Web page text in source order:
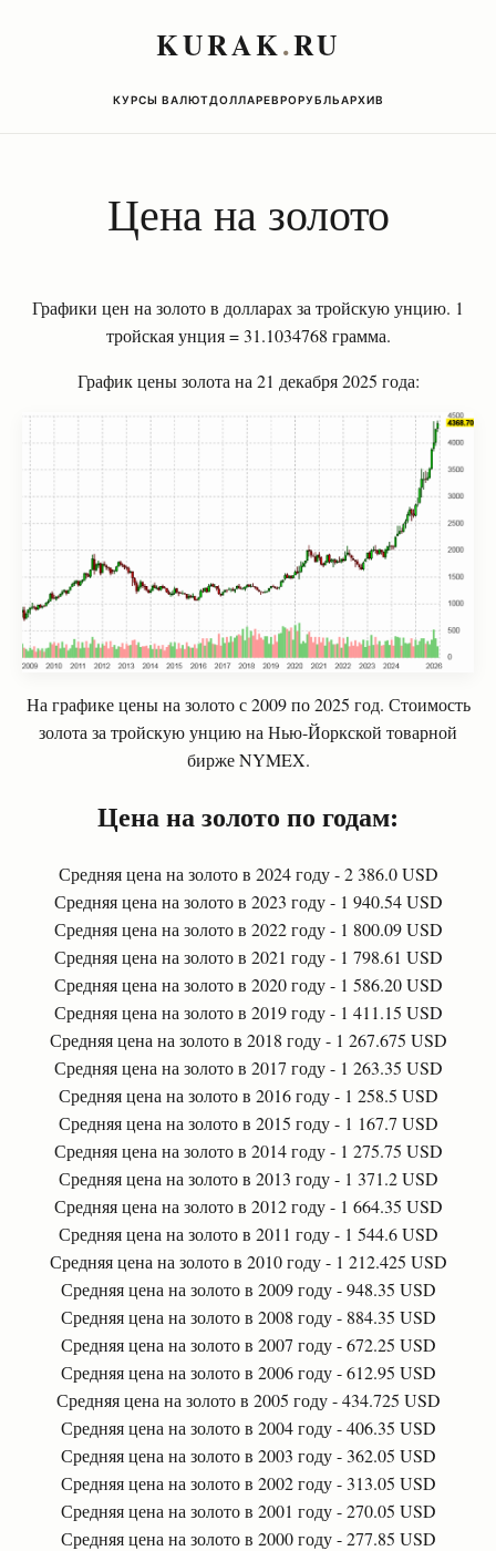
KURAK.RU
КУРСЫ ВАЛЮТДОЛЛАРЕВРОРУБЛЬАРХИВ
Цена на золото
Графики цен на золото в долларах за тройскую унцию. 1
тройская унция = 31.1034768 грамма.
График цены золота на 21 декабря 2025 года:
На графике цены на золото с 2009 по 2025 год. Стоимость
золота за тройскую унцию на Нью-Йоркской товарной
бирже NYMEX.
Цена на золото по годам:
Средняя цена на золото в 2024 году - 2 386.0 USD
Средняя цена на золото в 2023 году - 1 940.54 USD
Средняя цена на золото в 2022 году - 1 800.09 USD
Средняя цена на золото в 2021 году - 1 798.61 USD
Средняя цена на золото в 2020 году - 1 586.20 USD
Средняя цена на золото в 2019 году - 1 411.15 USD
Средняя цена на золото в 2018 году - 1 267.675 USD
Средняя цена на золото в 2017 году - 1 263.35 USD
Средняя цена на золото в 2016 году - 1 258.5 USD
Средняя цена на золото в 2015 году - 1 167.7 USD
Средняя цена на золото в 2014 году - 1 275.75 USD
Средняя цена на золото в 2013 году - 1 371.2 USD
Средняя цена на золото в 2012 году - 1 664.35 USD
Средняя цена на золото в 2011 году - 1 544.6 USD
Средняя цена на золото в 2010 году - 1 212.425 USD
Средняя цена на золото в 2009 году - 948.35 USD
Средняя цена на золото в 2008 году - 884.35 USD
Средняя цена на золото в 2007 году - 672.25 USD
Средняя цена на золото в 2006 году - 612.95 USD
Средняя цена на золото в 2005 году - 434.725 USD
Средняя цена на золото в 2004 году - 406.35 USD
Средняя цена на золото в 2003 году - 362.05 USD
Средняя цена на золото в 2002 году - 313.05 USD
Средняя цена на золото в 2001 году - 270.05 USD
Средняя цена на золото в 2000 году - 277.85 USD